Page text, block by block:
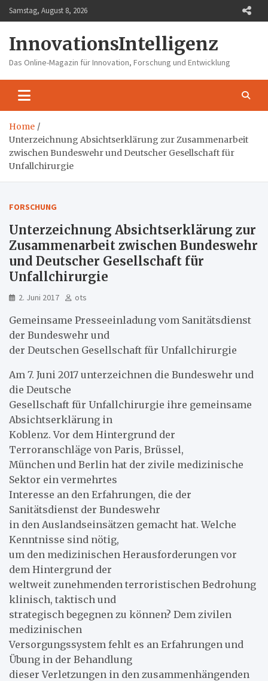
Skip
to
Samstag, August 8, 2026
InnovationsIntelligenz
Das Online-Magazin für Innovation, Forschung und Entwicklung
Home
Unterzeichnung Absichtserklärung zur Zusammenarbeit
zwischen Bundeswehr und Deutscher Gesellschaft für
Unfallchirurgie
FORSCHUNG
Unterzeichnung Absichtserklärung zur
Zusammenarbeit zwischen Bundeswehr
und Deutscher Gesellschaft für
Unfallchirurgie
2. Juni 2017 ots
Gemeinsame Presseeinladung vom Sanitätsdienst
der Bundeswehr und
der Deutschen Gesellschaft für Unfallchirurgie
Am 7. Juni 2017 unterzeichnen die Bundeswehr und
die Deutsche
Gesellschaft für Unfallchirurgie ihre gemeinsame
Absichtserklärung in
Koblenz. Vor dem Hintergrund der
Terroranschläge von Paris, Brüssel,
München und Berlin hat der zivile medizinische
Sektor ein vermehrtes
Interesse an den Erfahrungen, die der
Sanitätsdienst der Bundeswehr
in den Auslandseinsätzen gemacht hat. Welche
Kenntnisse sind nötig,
um den medizinischen Herausforderungen vor
dem Hintergrund der
weltweit zunehmenden terroristischen Bedrohung
klinisch, taktisch und
strategisch begegnen zu können? Dem zivilen
medizinischen
Versorgungssystem fehlt es an Erfahrungen und
Übung in der Behandlung
dieser Verletzungen in den zusammenhängenden